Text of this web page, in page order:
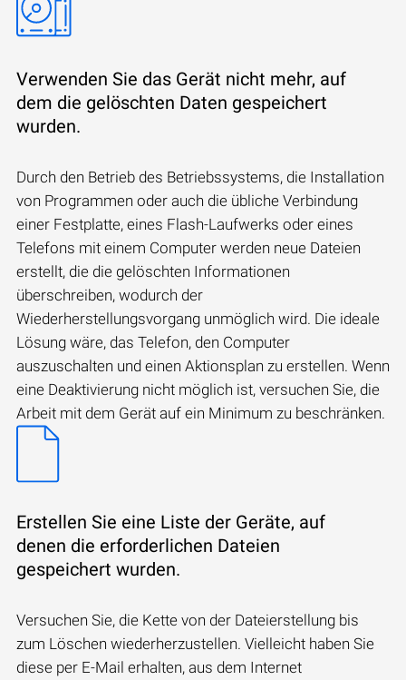
Verwenden Sie das Gerät nicht mehr, auf
dem die gelöschten Daten gespeichert
wurden.
Durch den Betrieb des Betriebssystems, die Installation
von Programmen oder auch die übliche Verbindung
einer Festplatte, eines Flash-Laufwerks oder eines
Telefons mit einem Computer werden neue Dateien
erstellt, die die gelöschten Informationen
überschreiben, wodurch der
Wiederherstellungsvorgang unmöglich wird. Die ideale
Lösung wäre, das Telefon, den Computer
auszuschalten und einen Aktionsplan zu erstellen. Wenn
eine Deaktivierung nicht möglich ist, versuchen Sie, die
Arbeit mit dem Gerät auf ein Minimum zu beschränken.
Erstellen Sie eine Liste der Geräte, auf
denen die erforderlichen Dateien
gespeichert wurden.
Versuchen Sie, die Kette von der Dateierstellung bis
zum Löschen wiederherzustellen. Vielleicht haben Sie
diese per E-Mail erhalten, aus dem Internet